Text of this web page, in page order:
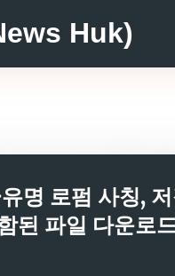
Huk)
명 로펌 사칭,
된 파일 다운로